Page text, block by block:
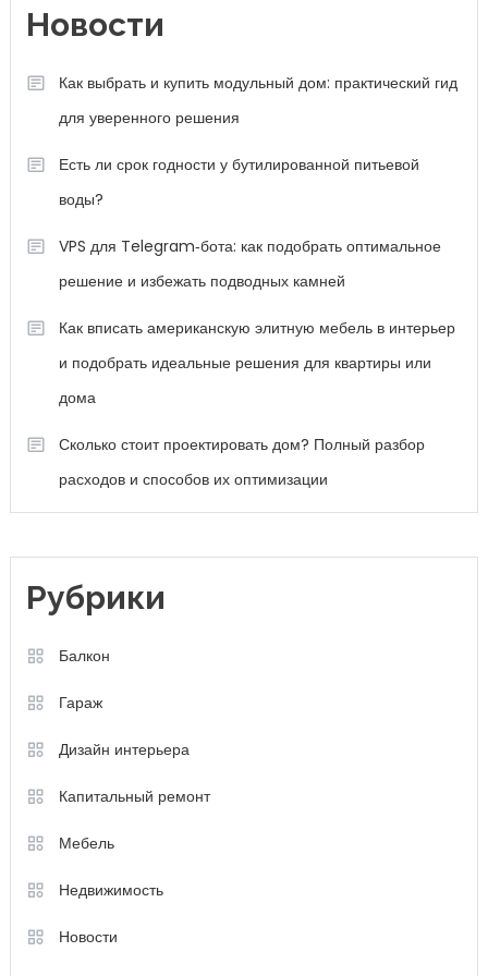
Новости
Как выбрать и купить модульный дом: практический гид
для уверенного решения
Есть ли срок годности у бутилированной питьевой
воды?
VPS для Telegram‑бота: как подобрать оптимальное
решение и избежать подводных камней
Как вписать американскую элитную мебель в интерьер
и подобрать идеальные решения для квартиры или
дома
Сколько стоит проектировать дом? Полный разбор
расходов и способов их оптимизации
Рубрики
Балкон
Гараж
Дизайн интерьера
Капитальный ремонт
Мебель
Недвижимость
Новости